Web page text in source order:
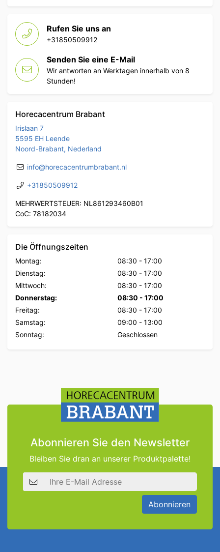
Rufen Sie uns an
+31850509912
Senden Sie eine E-Mail
Wir antworten an Werktagen innerhalb von 8
Stunden!
Horecacentrum Brabant
Irislaan 7
5595 EH Leende
Noord-Brabant, Nederland
info@horecacentrumbrabant.nl
+31850509912
MEHRWERTSTEUER: NL861293460B01
CoC: 78182034
Die Öffnungszeiten
Montag: 08:30 - 17:00
Dienstag:
08:30 - 17:00
Mittwoch:
08:30 - 17:00
Donnerstag:
08:30 - 17:00
Freitag:
08:30 - 17:00
Samstag:
09:00 - 13:00
Sonntag:
Geschlossen
Abonnieren Sie den Newsletter
Bleiben Sie dran an unserer Produktpalette!
E-Mail Adresse
Abonnieren